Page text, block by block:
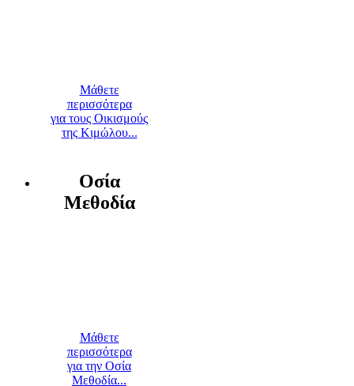
Μάθετε
περισσότερα
για τους Οικισμούς
της Κιμώλου...
Οσία
Μεθοδία
Μάθετε
περισσότερα
για την Οσία
Μεθοδία...